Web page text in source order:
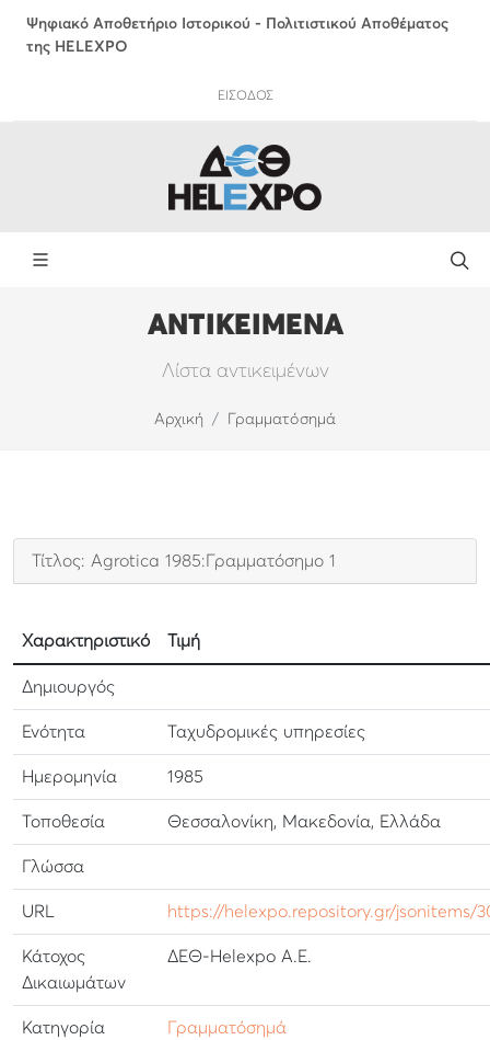
Ψηφιακό Αποθετήριο Ιστορικού - Πολιτιστικού Αποθέματος
της HELEXPO
ΕΙΣΟΔΟΣ
ΑΝΤΙΚΕΙΜΕΝΑ
Λίστα αντικειμένων
Αρχική Γραμματόσημά
Τίτλος: Agrotica 1985:Γραμματόσημο 1
Χαρακτηριστικό Τιμή
Δημιουργός
Ενότητα Ταχυδρομικές υπηρεσίες
Ημερομηνία 1985
Τοποθεσία Θεσσαλονίκη, Μακεδονία, Ελλάδα
Γλώσσα
URL https://helexpo.repository.gr/jsonitems/
Κάτοχος
Δικαιωμάτων
ΔΕΘ-Helexpo Α.Ε.
Κατηγορία Γραμματόσημά